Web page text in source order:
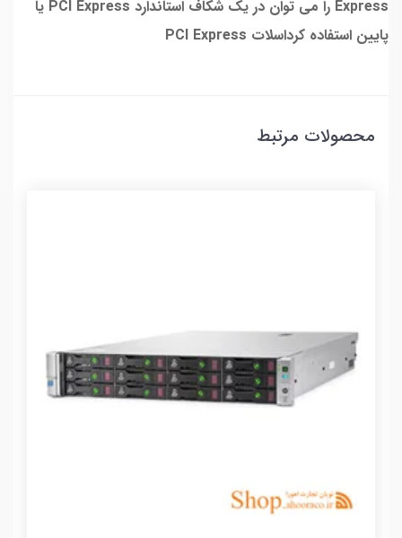
Express را می توان در یک شکاف استاندارد PCI Express یا
پایین استفاده کرداسلات PCI Express
محصولات مرتبط